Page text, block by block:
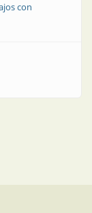
con
en mantenimiento